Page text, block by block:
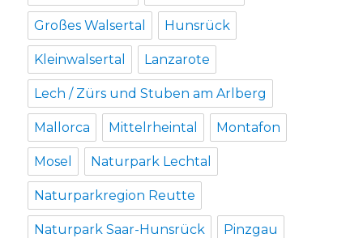
Großes Walsertal Hunsrück
Kleinwalsertal Lanzarote
Lech / Zürs und Stuben am Arlberg
Mallorca Mittelrheintal Montafon
Mosel Naturpark Lechtal
Naturparkregion Reutte
Naturpark Saar-Hunsrück Pinzgau